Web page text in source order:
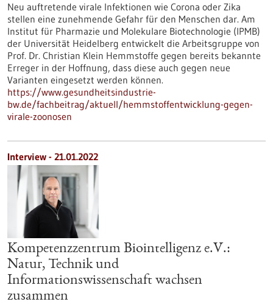
Neu auftretende virale Infektionen wie Corona oder Zika
stellen eine zunehmende Gefahr für den Menschen dar. Am
Institut für Pharmazie und Molekulare Biotechnologie (IPMB)
der Universität Heidelberg entwickelt die Arbeitsgruppe von
Prof. Dr. Christian Klein Hemmstoffe gegen bereits bekannte
Erreger in der Hoffnung, dass diese auch gegen neue
Varianten eingesetzt werden können.
https://www.gesundheitsindustrie-
bw.de/fachbeitrag/aktuell/hemmstoffentwicklung-gegen-
virale-zoonosen
Interview - 21.01.2022
Kompetenzzentrum Biointelligenz e.V.:
Natur, Technik und
Informationswissenschaft wachsen
zusammen